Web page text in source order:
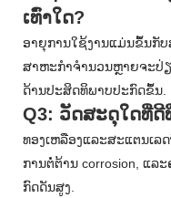
ເທົ່າໃດ?
ອາຍຸການໃຊ້ງານແມ່ນຂຶ້ນກັ
ສາຫະກໍາຈໍານວນຫຼາຍຈະປ່
ດ້ານປະສິດທິພາບປະກົດຂຶ້ນ.
Q3: ວັດສະດຸໃດທີ່
ທອງເຫລືອງແລະສະແຕນເລ
ການຕໍ່ຕ້ານ corrosion, ແ
ກົດດັນສູງ.